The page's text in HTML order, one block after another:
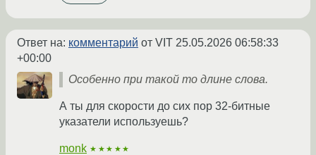
Ответ на: комментарий от VIT 25.05.2026 06:58:33
+00:00
Особенно при такой то длине слова.
А ты для скорости до сих пор 32-битные
указатели используешь?
monk ★★★★★